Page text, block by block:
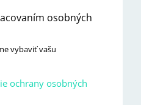
osobných
vybaviť vašu
ochrany osobných